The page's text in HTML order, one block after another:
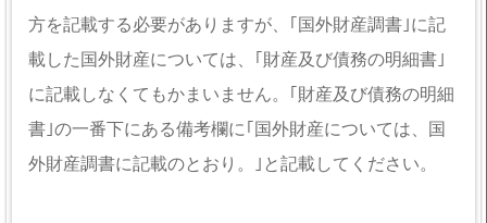
方を記載する必要がありますが、｢国外財産調書｣に記
載した国外財産については、｢財産及び債務の明細書｣
に記載しなくてもかまいません。｢財産及び債務の明細
書｣の一番下にある備考欄に｢国外財産については、国
外財産調書に記載のとおり。｣と記載してください。